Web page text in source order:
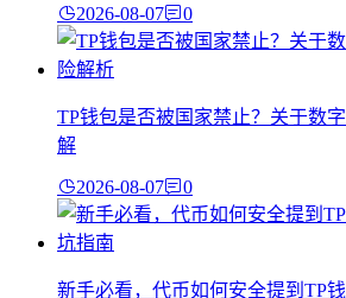
2026-08-07 0
TP钱包是否被国家禁止？关于数
解
2026-08-07 0
新手必看，代币如何安全提到TP